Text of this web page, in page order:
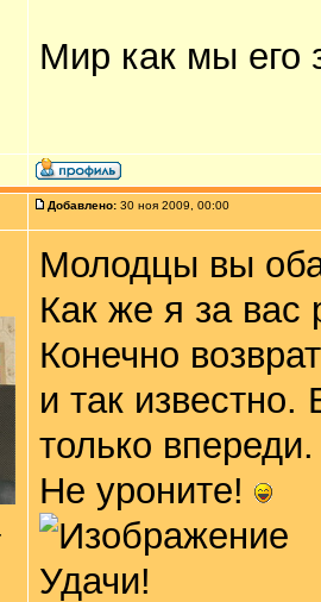
Мир как мы его
Добавлено: 30 ноя 2009, 00:00
Молодцы вы
Как же я за вас
Конечно
и так известно.
только впереди.
Не уроните!
Удачи!